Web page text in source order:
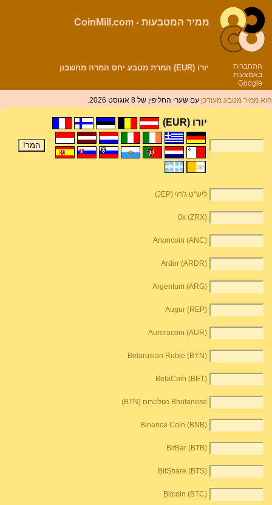
התחברות
באמצעות
Google
ממיר המטבעות - CoinMill.com
יורו (EUR) המרת מטבע יחס המרה מחשבון
הוא ממיר מטבע מעודכן עם שערי החליפין של 8 אוגוסט 2026.
יורו (EUR)
ליש"ט ג'רזי (JEP)
0x (ZRX)
Anoncoin (ANC)
Ardor (ARDR)
Argentum (ARG)
Augur (REP)
Auroracoin (AUR)
Belarusian Ruble (BYN)
BetaCoin (BET)
Bhutanese נגולטרום (BTN)
Binance Coin (BNB)
BitBar (BTB)
BitShare (BTS)
Bitcoin (BTC)